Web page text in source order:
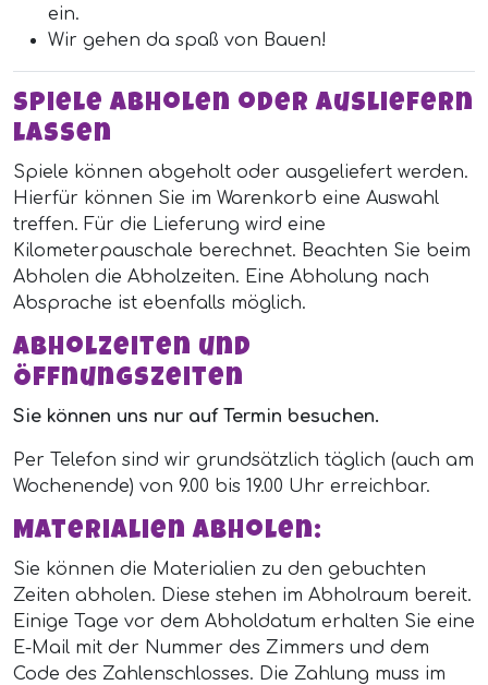
ein.
Wir gehen da spaß von Bauen!
Spiele abholen oder ausliefern
lassen
Spiele können abgeholt oder ausgeliefert werden.
Hierfür können Sie im Warenkorb eine Auswahl
treffen. Für die Lieferung wird eine
Kilometerpauschale berechnet. Beachten Sie beim
Abholen die Abholzeiten. Eine Abholung nach
Absprache ist ebenfalls möglich.
Abholzeiten und
Öffnungszeiten
Sie können uns nur auf Termin besuchen.
Per Telefon sind wir grundsätzlich täglich (auch am
Wochenende) von 9.00 bis 19.00 Uhr erreichbar.
Materialien abholen:
Sie können die Materialien zu den gebuchten
Zeiten abholen. Diese stehen im Abholraum bereit.
Einige Tage vor dem Abholdatum erhalten Sie eine
E-Mail mit der Nummer des Zimmers und dem
Code des Zahlenschlosses. Die Zahlung muss im